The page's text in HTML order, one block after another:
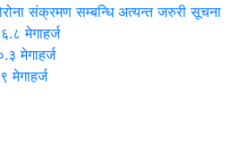
संक्रमण सम्बन्धि अत्यन्त जरुरी सूचना
मेगाहर्ज
मेगाहर्ज
मेगाहर्ज